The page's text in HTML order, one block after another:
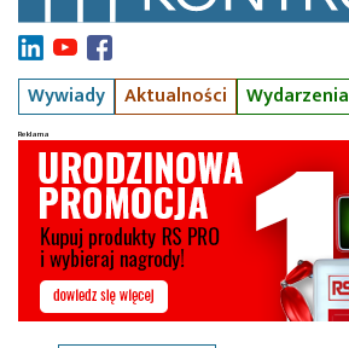
Wywiady Aktualności Wydarzenia